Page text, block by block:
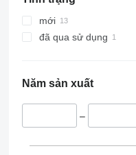
mới
đã qua sử dụng
Năm sản xuất
–